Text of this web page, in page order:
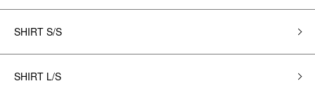
SHIRT S/S
SHIRT L/S